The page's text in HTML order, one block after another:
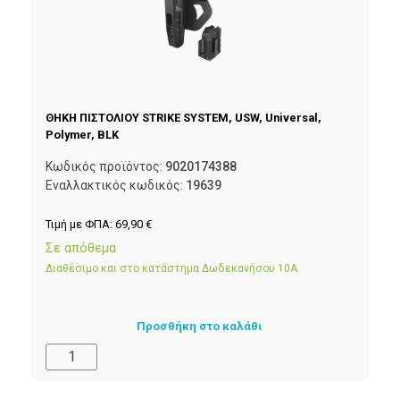
ΘΗΚΗ ΠΙΣΤΟΛΙΟΥ STRIKE SYSTEM, USW, Universal,
Polymer, BLK
Κωδικός προϊόντος: 9020174388
Εναλλακτικός κωδικός: 19639
Τιμή με ΦΠΑ: 69,90 €
Σε απόθεμα
Διαθέσιμο και στο κατάστημα Δωδεκανήσου 10Α
Προσθήκη στο καλάθι